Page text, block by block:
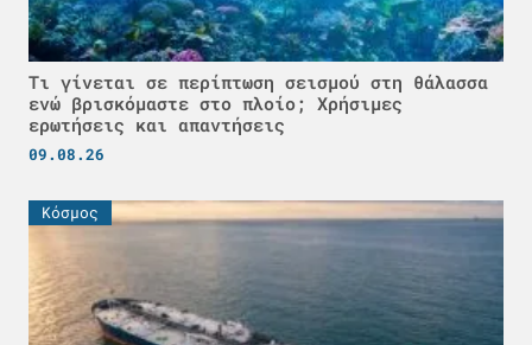
Τι γίνεται σε περίπτωση σεισμού στη θάλασσα
ενώ βρισκόμαστε στο πλοίο; Χρήσιμες
ερωτήσεις και απαντήσεις
09.08.26
Κόσμος